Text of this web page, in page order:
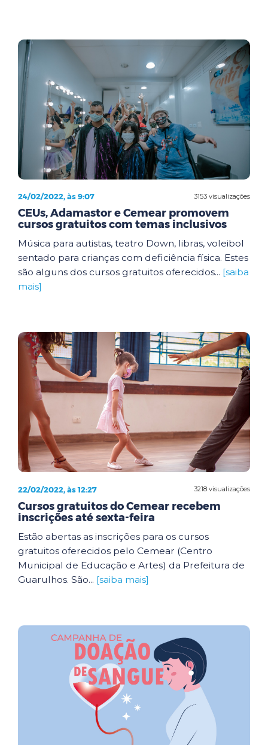
3153 visualizações
24/02/2022, às 9:07
CEUs, Adamastor e Cemear promovem
cursos gratuitos com temas inclusivos
Música para autistas, teatro Down, libras, voleibol
sentado para crianças com deficiência física. Estes
são alguns dos cursos gratuitos oferecidos... [saiba
mais]
3218 visualizações
22/02/2022, às 12:27
Cursos gratuitos do Cemear recebem
inscrições até sexta-feira
Estão abertas as inscrições para os cursos
gratuitos oferecidos pelo Cemear (Centro
Municipal de Educação e Artes) da Prefeitura de
Guarulhos. São... [saiba mais]